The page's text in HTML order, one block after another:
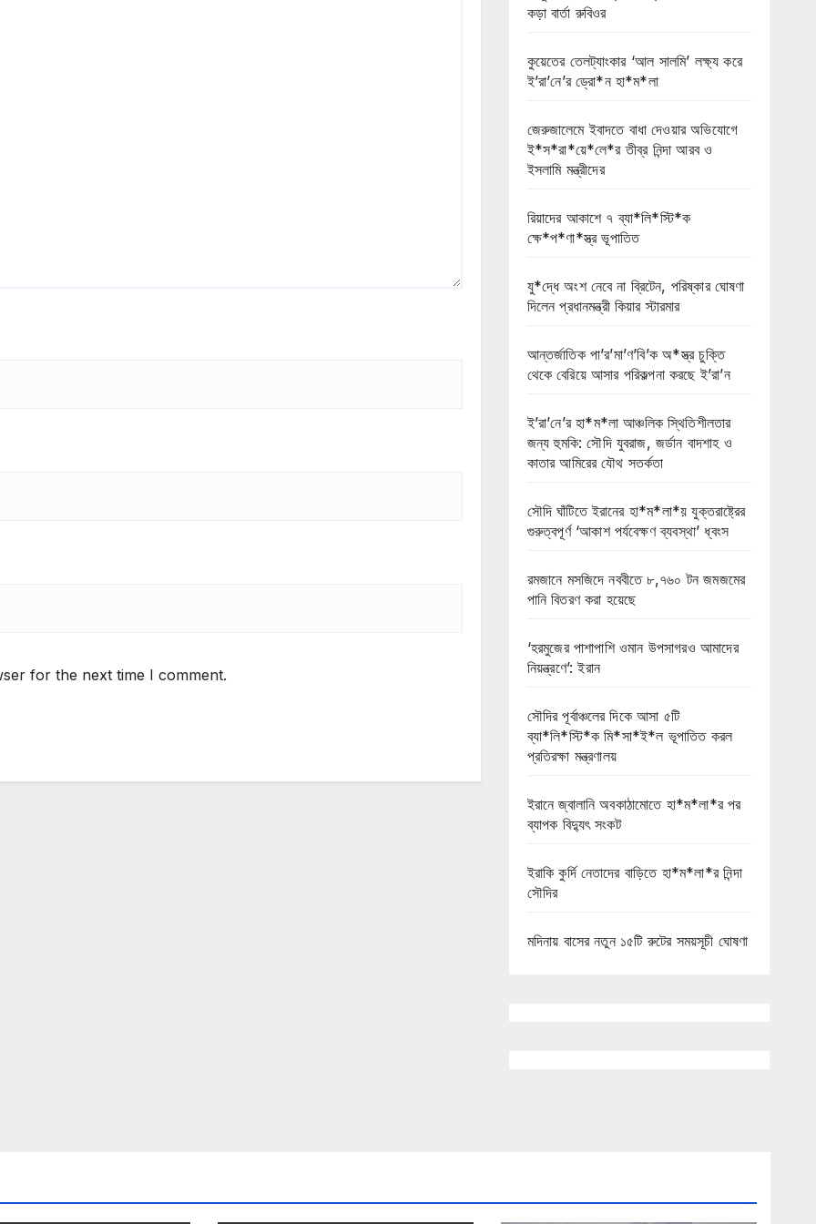
for the next time I comment.
কড়া বার্তা রুবিওর
কুয়েতের তেলট্যাংকার ‘আল সালমি’ লক্ষ্য করে
ই’রা’নে’র ড্রো*ন হা*ম*লা
জেরুজালেমে ইবাদতে বাধা দেওয়ার অভিযোগে
ই*স*রা*য়ে*লে*র তীব্র নিন্দা আরব ও
ইসলামি মন্ত্রীদের
রিয়াদের আকাশে ৭ ব্যা*লি*স্টি*ক
ক্ষে*প*ণা*স্ত্র ভূপাতিত
যু*দ্ধে অংশ নেবে না ব্রিটেন, পরিষ্কার ঘোষণা
দিলেন প্রধানমন্ত্রী কিয়ার স্টারমার
আন্তর্জাতিক পা’র’মা’ণ’বি’ক অ*স্ত্র চুক্তি
থেকে বেরিয়ে আসার পরিকল্পনা করছে ই’রা’ন
ই’রা’নে’র হা*ম*লা আঞ্চলিক স্থিতিশীলতার
জন্য হুমকি: সৌদি যুবরাজ, জর্ডান বাদশাহ ও
কাতার আমিরের যৌথ সতর্কতা
সৌদি ঘাঁটিতে ইরানের হা*ম*লা*য় যুক্তরাষ্ট্রের
গুরুত্বপূর্ণ ‘আকাশ পর্যবেক্ষণ ব্যবস্থা’ ধ্বংস
রমজানে মসজিদে নববীতে ৮,৭৬০ টন জমজমের
পানি বিতরণ করা হয়েছে
‘হরমুজের পাশাপাশি ওমান উপসাগরও আমাদের
নিয়ন্ত্রণে’: ইরান
সৌদির পূর্বাঞ্চলের দিকে আসা ৫টি
ব্যা*লি*স্টি*ক মি*সা*ই*ল ভূপাতিত করল
প্রতিরক্ষা মন্ত্রণালয়
ইরানে জ্বালানি অবকাঠামোতে হা*ম*লা*র পর
ব্যাপক বিদ্যুৎ সংকট
ইরাকি কুর্দি নেতাদের বাড়িতে হা*ম*লা*র নিন্দা
সৌদির
মদিনায় বাসের নতুন ১৫টি রুটের সময়সূচী ঘোষণা